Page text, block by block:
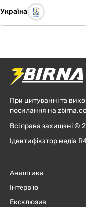
Україна
При цитуванні та
посилання на
Всі права захищені ©
Ідентифікатор медіа
Аналітика
Інтерв'ю
Ексклюзив